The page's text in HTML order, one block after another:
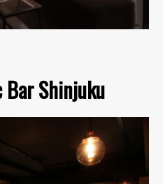
Bar Shinjuku